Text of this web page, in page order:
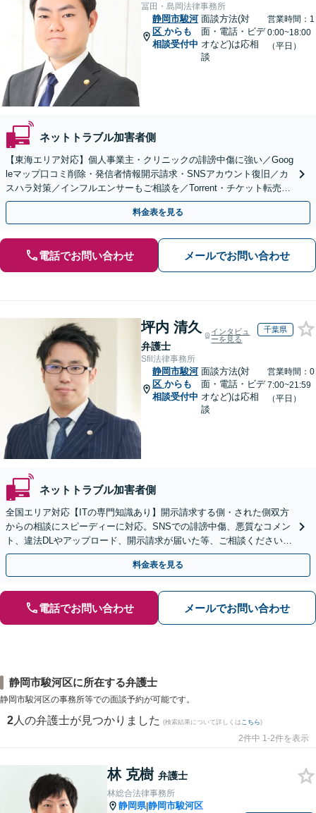
冨田・島岡法律事務所
静岡市駿河
区 からも
相談受付中
面談方法(対
面・電話・ビデ
オなど)は応相
談
営業時間：1
0:00~18:00
（平日）
ネットトラブル加害者側
【東海エリア対応】個人事業主・クリニックの誹謗中傷に強い／Goog
leマップ口コミ削除・発信者情報開示請求・SNSアカウント復旧／カ
スハラ対策／インフルエンサーもご相談を／Torrent・チケット転売等
の加害者側対応も得意
料金表を見る
電話でお問い合わせ メールでお問い合わせ
坪内 清久
弁護士
インタビュ
ーを見る
千葉県
Sfil法律事務所
静岡市駿河
区 からも
相談受付中
面談方法(対
面・電話・ビデ
オなど)は応相
談
営業時間：0
7:00~21:59
（平日）
ネットトラブル加害者側
全国エリア対応【ITの専門知識あり】開示請求する側・された側双方
からの相談にスピーディーに対応。SNSでの誹謗中傷、悪質なコメン
ト、違法DLやアップロード、開示請求が届いた等、ご相談ください
【WEB面談OK&解決実績豊富】【千葉中央駅4分】
料金表を見る
電話でお問い合わせ メールでお問い合わせ
静岡市駿河区に所在する弁護士
静岡市駿河区の事務所等での面談予約が可能です。
2 人の弁護士が見つかりました (検索結果について詳しくは こちら)
2件中 1-2件を表示
林 克樹 弁護士
林総合法律事務所
静岡県|静岡市駿河区